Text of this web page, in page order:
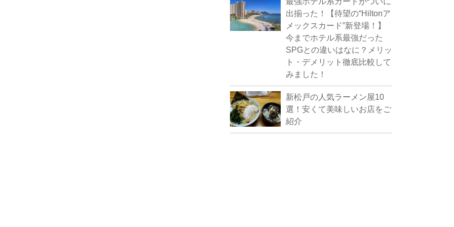
出揃った！【待望の“Hiltonア
メックスカード”新登場！】
今までホテル系最強だった
SPGとの違いはなに？メリッ
ト・デメリット徹底比較して
みました！
新松戸の人気ラーメン屋10
選！安くて美味しいお店をご
紹介